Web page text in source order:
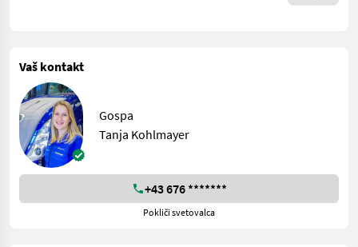
Vaš kontakt
Gospa
Tanja Kohlmayer
+43 676 *******
Pokliči svetovalca